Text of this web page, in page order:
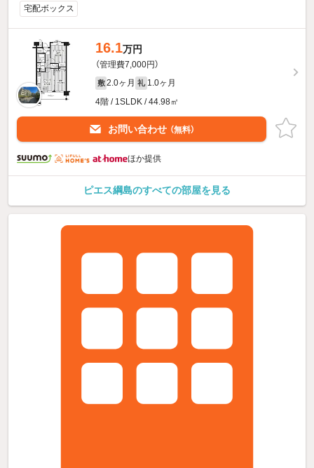
宅配ボックス
16.1万円
（管理費7,000円）
敷 2.0ヶ月 礼 1.0ヶ月
4階 / 1SLDK / 44.98㎡
お問い合わせ （無料）
ほか提供
ピエス綱島のすべての部屋を見る